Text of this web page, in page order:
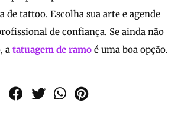
de tattoo. Escolha sua arte e agende
de confiança. Se ainda não
a tatuagem de ramo é uma boa opção.